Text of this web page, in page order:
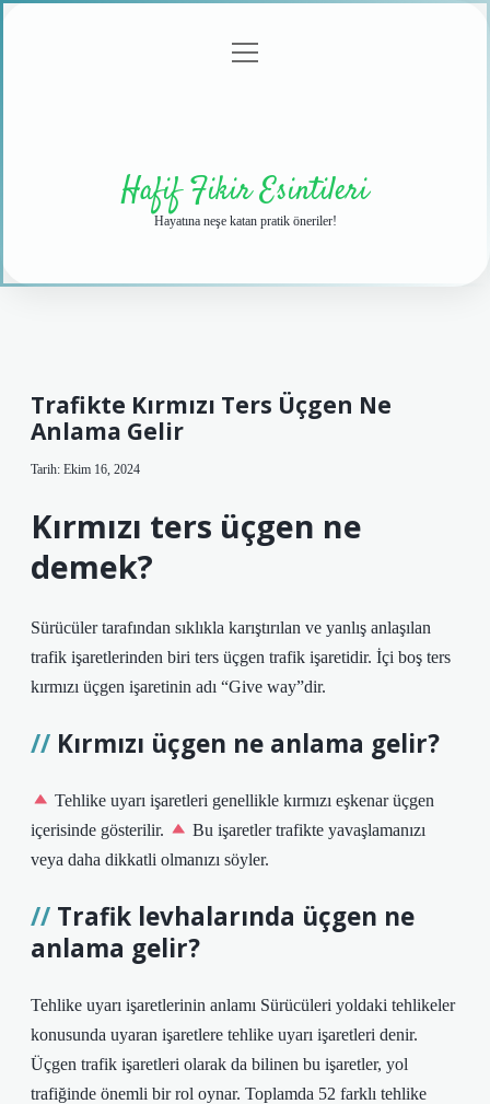
menüyü
Hafif Fikir Esintileri
Hayatına neşe katan pratik öneriler!
Trafikte Kırmızı Ters Üçgen Ne
Anlama Gelir
Tarih: Ekim 16, 2024
Kırmızı ters üçgen ne
demek?
Sürücüler tarafından sıklıkla karıştırılan ve yanlış anlaşılan
trafik işaretlerinden biri ters üçgen trafik işaretidir. İçi boş ters
kırmızı üçgen işaretinin adı “Give way”dir.
Kırmızı üçgen ne anlama gelir?
Tehlike uyarı işaretleri genellikle kırmızı eşkenar üçgen
içerisinde gösterilir.
Bu işaretler trafikte yavaşlamanızı
veya daha dikkatli olmanızı söyler.
Trafik levhalarında üçgen ne
anlama gelir?
Tehlike uyarı işaretlerinin anlamı Sürücüleri yoldaki tehlikeler
konusunda uyaran işaretlere tehlike uyarı işaretleri denir.
Üçgen trafik işaretleri olarak da bilinen bu işaretler, yol
trafiğinde önemli bir rol oynar. Toplamda 52 farklı tehlike